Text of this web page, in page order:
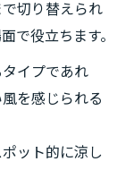
切り替えられ
で役立ちます。
イプであれ
を感じられる
ット的に涼し